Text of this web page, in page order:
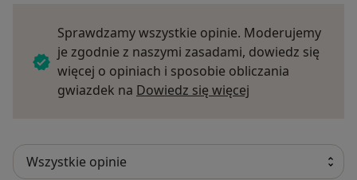
Sprawdzamy wszystkie opinie. Moderujemy
je zgodnie z naszymi zasadami, dowiedz się
więcej o opiniach i sposobie obliczania
gwiazdek na Dowiedz się więcej